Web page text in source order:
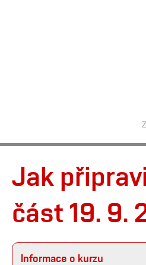
Jak
část 19. 9.
Informace o kurzu